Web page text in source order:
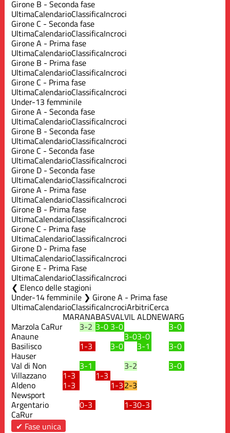
Girone B - Seconda fase
UltimaCalendarioClassificaIncroci
Girone C - Seconda fase
UltimaCalendarioClassificaIncroci
Girone A - Prima fase
UltimaCalendarioClassificaIncroci
Girone B - Prima fase
UltimaCalendarioClassificaIncroci
Girone C - Prima fase
UltimaCalendarioClassificaIncroci
Under-13 femminile
Girone A - Seconda fase
UltimaCalendarioClassificaIncroci
Girone B - Seconda fase
UltimaCalendarioClassificaIncroci
Girone C - Seconda fase
UltimaCalendarioClassificaIncroci
Girone D - Seconda fase
UltimaCalendarioClassificaIncroci
Girone A - Prima fase
UltimaCalendarioClassificaIncroci
Girone B - Prima fase
UltimaCalendarioClassificaIncroci
Girone C - Prima fase
UltimaCalendarioClassificaIncroci
Girone D - Prima fase
UltimaCalendarioClassificaIncroci
Girone E - Prima Fase
UltimaCalendarioClassificaIncroci
Elenco delle stagioni
Under-14 femminile ❯ Girone A - Prima fase
UltimaCalendarioClassificaIncrociArbitriCerca
MARANABASVALVILALDNEWARG
Marzola CaRur 3-2 3-0 3-0 3-0
Anaune 3-03-0
Basilisco
Hauser
1-3 3-0 3-1
3-0
Val di Non
3-1 3-2 3-0
Villazzano 1-3 1-3
Aldeno 1-3 1-32-3
Newsport
Argentario
CaRur
0-3 1-30-3
✔ Fase unica